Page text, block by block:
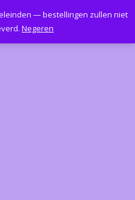
— bestellingen zullen niet
Negeren